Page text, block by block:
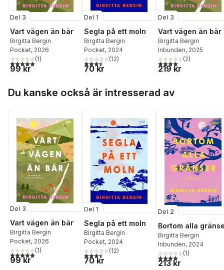
Del 3
Vart vägen än bär
Birgitta Bergin
Pocket, 2026
5,0utav 5 stjärnor. Totalt antal röster:
(1)
99 kr
Del 1
Segla på ett moln
Birgitta Bergin
Pocket, 2024
3,5utav 5 stjärnor. Totalt antal röster:
(12)
70 kr
Del 3
Vart vägen än bär
Birgitta Bergin
Inbunden, 2025
4,0utav 5 stjärnor.
(2)
219 kr
Du kanske också är intresserad av
Del 3
Vart vägen än bär
Birgitta Bergin
Pocket, 2026
5,0utav 5 stjärnor. Totalt antal röster:
(1)
99 kr
Del 1
Segla på ett moln
Birgitta Bergin
Pocket, 2024
3,5utav 5 stjärnor. Totalt antal röster:
(12)
70 kr
Del 2
Bortom alla
Birgitta Bergin
Inbunden, 2024
4,0utav 5 stjärnor.
(1)
213 kr